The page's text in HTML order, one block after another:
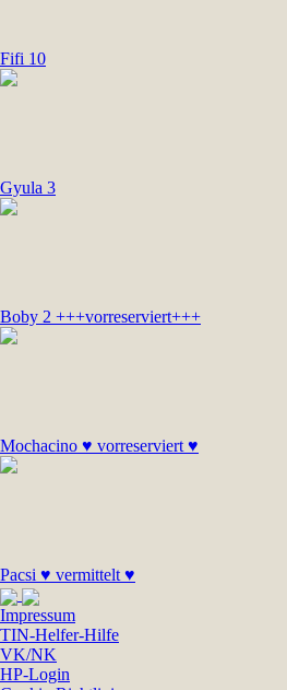
Fifi 10
Gyula 3
Boby 2 +++vorreserviert+++
Mochacino ♥ vorreserviert ♥
Pacsi ♥ vermittelt ♥
Impressum
TIN-Helfer-Hilfe
VK/NK
HP-Login